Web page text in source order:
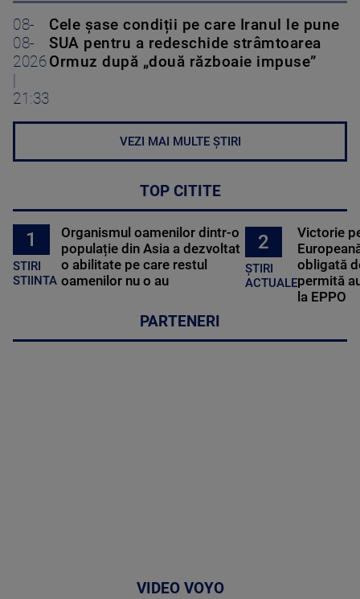
08-
08-
2026
21:33
Cele șase condiții pe care Iranul le pune
SUA pentru a redeschide strâmtoarea
Ormuz după „două războaie impuse”
VEZI MAI MULTE ȘTIRI
TOP CITITE
1
STIRI
STIINTA
Organismul oamenilor dintr-o
populație din Asia a dezvoltat
o abilitate pe care restul
oamenilor nu o au
2
ȘTIRI
ACTUALE
Victorie
obligată
permită
la EPPO
PARTENERI
VIDEO VOYO